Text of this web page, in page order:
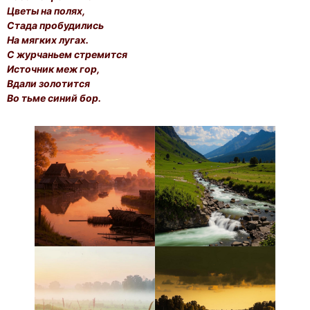
Цветы на полях,
Стада пробудились
На мягких лугах.
С журчаньем стремится
Источник меж гор,
Вдали золотится
Во тьме синий бор.